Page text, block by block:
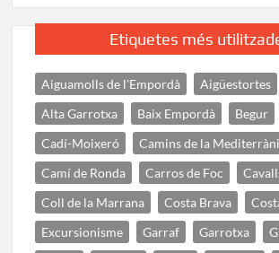
Etiquetes més
Aiguamolls de l'Empordà Aigüestortes
Alta Garrotxa
Baix Empordà Begur
Cadí-Moixeró
Camins de la
Camí de Ronda
Carros de Foc
Coll de la Marrana
Costa Brava
Excursionisme
Garraf Garrotxa